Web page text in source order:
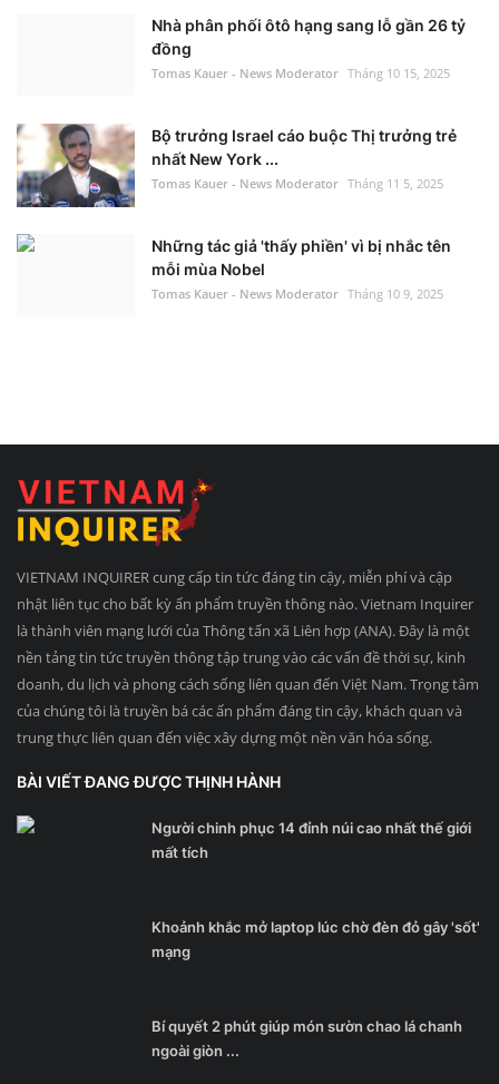
Nhà phân phối ôtô hạng sang lỗ gần 26 tỷ
đồng
Tomas Kauer - News Moderator Tháng 10 15, 2025
Bộ trưởng Israel cáo buộc Thị trưởng trẻ
nhất New York ...
Tomas Kauer - News Moderator Tháng 11 5, 2025
Những tác giả 'thấy phiền' vì bị nhắc tên
mỗi mùa Nobel
Tomas Kauer - News Moderator Tháng 10 9, 2025
VIETNAM INQUIRER cung cấp tin tức đáng tin cậy, miễn phí và cập
nhật liên tục cho bất kỳ ấn phẩm truyền thông nào. Vietnam Inquirer
là thành viên mạng lưới của Thông tấn xã Liên hợp (ANA). Đây là một
nền tảng tin tức truyền thông tập trung vào các vấn đề thời sự, kinh
doanh, du lịch và phong cách sống liên quan đến Việt Nam. Trọng tâm
của chúng tôi là truyền bá các ấn phẩm đáng tin cậy, khách quan và
trung thực liên quan đến việc xây dựng một nền văn hóa sống.
BÀI VIẾT ĐANG ĐƯỢC THỊNH HÀNH
Người chinh phục 14 đỉnh núi cao nhất thế giới
mất tích
Khoảnh khắc mở laptop lúc chờ đèn đỏ gây 'sốt'
mạng
Bí quyết 2 phút giúp món sườn chao lá chanh
ngoài giòn ...